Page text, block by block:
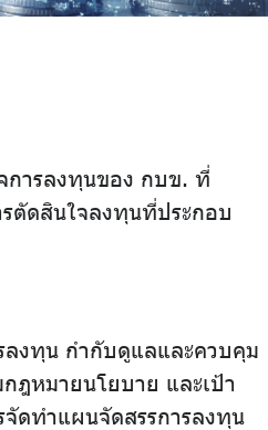
การลงทุนของ กบข. ที่
ตัดสินใจลงทุนที่ประกอบ
ลงทุน กํากับดูแลและควบคุม
ฎหมายนโยบาย และเป้า
ดทําแผนจัดสรรการลงทุน